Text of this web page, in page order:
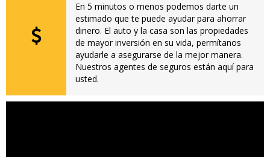
En 5 minutos o menos podemos darte un
estimado que te puede ayudar para ahorrar
dinero. El auto y la casa son las propiedades
de mayor inversión en su vida, permítanos
ayudarle a asegurarse de la mejor manera.
Nuestros agentes de seguros están aquí para
usted.